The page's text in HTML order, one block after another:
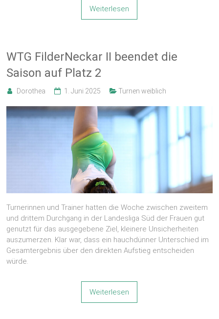
Weiterlesen
WTG FilderNeckar II beendet die
Saison auf Platz 2
Dorothea 1. Juni 2025 Turnen weiblich
Turnerinnen und Trainer hatten die Woche zwischen zweitem
und drittem Durchgang in der Landesliga Süd der Frauen gut
genutzt für das ausgegebene Ziel, kleinere Unsicherheiten
auszumerzen. Klar war, dass ein hauchdünner Unterschied im
Gesamtergebnis über den direkten Aufstieg entscheiden
würde.
Weiterlesen